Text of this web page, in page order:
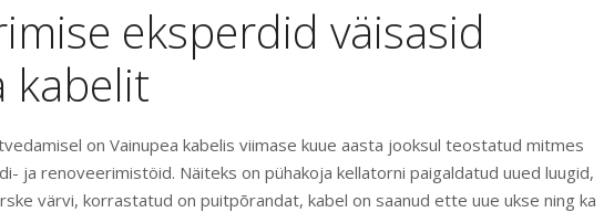
eksperdid väisasid
kabelit
on Vainupea kabelis viimase kuue aasta jooksul teostatud mitmes
ja renoveerimistöid. Näiteks on pühakoja kellatorni paigaldatud uued luugid,
värvi, korrastatud on puitpõrandat, kabel on saanud ette uue ukse ning ka